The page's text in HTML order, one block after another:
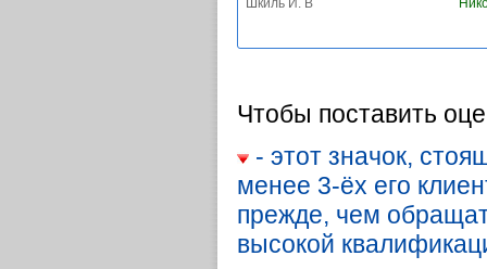
Шкиль И. В
Чтобы поставить
- этот значок,
менее 3-ёх его
прежде, чем
высокой